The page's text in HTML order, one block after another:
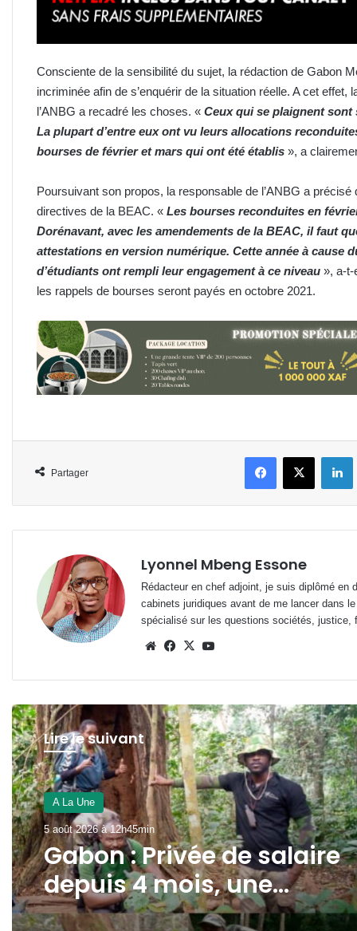
Consciente de la sensibilité du sujet, la rédaction de Gabon
incriminée afin de s’enquérir de la situation réelle. A cet
l’ANBG a recadré les choses. « Ceux qui se plaignent
La plupart d’entre eux ont vu leurs allocations
bourses de février et mars qui ont été établis », a
Poursuivant son propos, la responsable de l’ANBG a
directives de la BEAC. « Les bourses reconduites en
Dorénavant, avec les amendements de la BEAC, il faut
attestations en version numérique. Cette année à cause
d’étudiants ont rempli leur engagement à ce niveau », a-t-
les rappels de bourses seront payés en octobre 2021.
Partager
FacebookX
Lyonnel Mbeng Essone
Rédacteur en chef adjoint, je suis diplômé en
cabinets juridiques avant de me lancer dans
spécialisé sur les questions sociétés,
WebsiteFacebook
X
Lire le suivant
A La Une
5 août 2026 à 12h45min
Gabon : Privée de salaire
depuis 4 mois, une
écogarde décède !